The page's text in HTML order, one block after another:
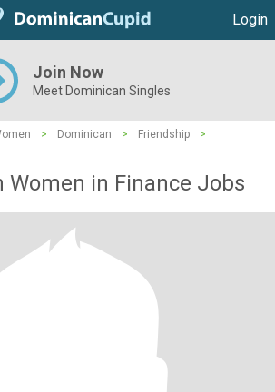
Login
Join Now
Meet Dominican Singles
> Dominican > Friendship
>
Women in Finance Jobs